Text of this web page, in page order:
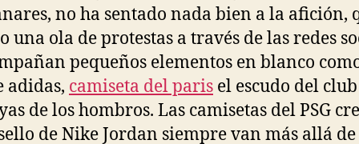
no ha sentado nada bien a la afición,
una ola de protestas a través de las redes
pequeños elementos en blanco
adidas, camiseta del paris el escudo del
de los hombros. Las camisetas del PSG
de Nike Jordan siempre van más allá de